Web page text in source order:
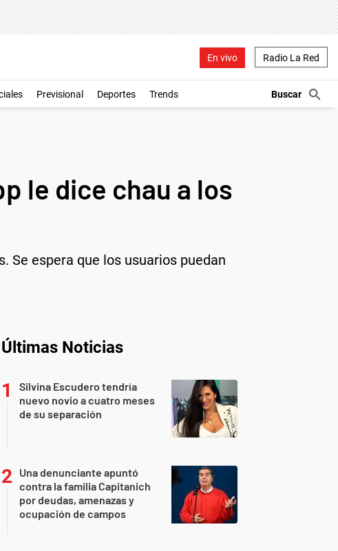
En vivo Radio La Red
Previsional Deportes Trends
le dice chau a los
Se espera que los usuarios puedan
Últimas Noticias
Silvina Escudero tendría
nuevo novio a cuatro meses
de su separación
Una denunciante apuntó
contra la familia Capitanich
por deudas, amenazas y
ocupación de campos